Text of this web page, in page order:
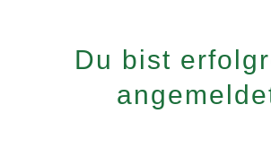
Du bist